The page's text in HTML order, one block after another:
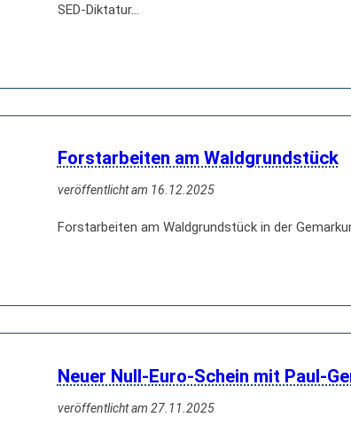
SED-Diktatur…
Forstarbeiten am Waldgrundstück
veröffentlicht am 16.12.2025
Forstarbeiten am Waldgrundstück in der
Neuer Null-Euro-Schein mit Paul-
veröffentlicht am 27.11.2025